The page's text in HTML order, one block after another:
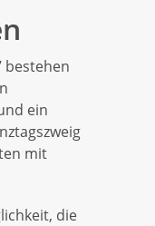
bestehen
ein
mit
die